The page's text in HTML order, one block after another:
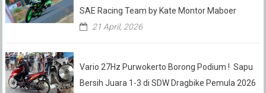
SAE Racing Team by Kate Montor Maboer
21 April, 2026
Vario 27Hz Purwokerto Borong Podium ! Sapu
Bersih Juara 1-3 di SDW Dragbike Pemula 2026